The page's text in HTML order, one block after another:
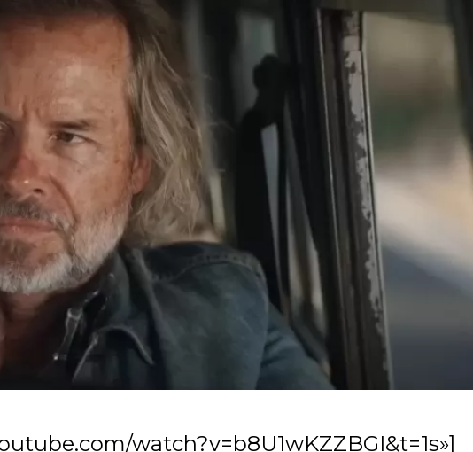
watch?v=b8U1wKZZBGI&t=1s»]